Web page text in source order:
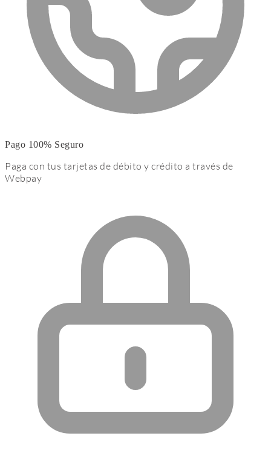
Pago 100% Seguro
Paga con tus tarjetas de débito y crédito a través de
Webpay